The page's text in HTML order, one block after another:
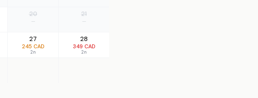
20
—
21
—
27
245 CAD
2n
28
349 CAD
2n